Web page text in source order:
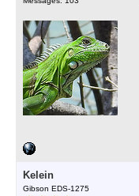
Kelein
Gibson EDS-1275